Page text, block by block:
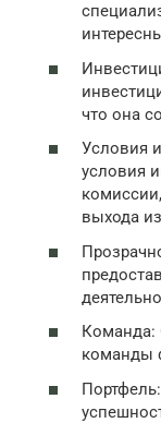
что она
Условия
условия
выхода
Команда:
команды